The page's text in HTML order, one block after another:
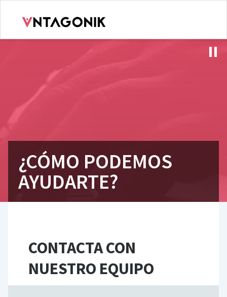
¿CÓMO PODEMOS
AYUDARTE?
CONTACTA CON
NUESTRO EQUIPO